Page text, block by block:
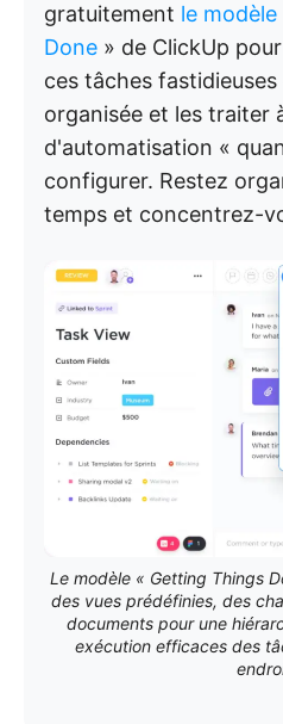
gratuitement le
Done » de ClickUp
ces tâches
organisée et les traiter
d'automatisation «
configurer. Restez
temps et concentrez-
Le modèle « Getting Things
des vues prédéfinies, des
documents pour une
exécution efficaces des